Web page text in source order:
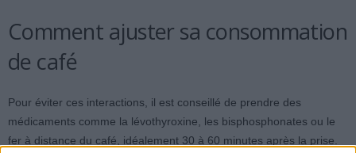
Comment ajuster sa consommation
de café
Pour éviter ces interactions, il est conseillé de prendre des
médicaments comme la lévothyroxine, les bisphosphonates ou le
fer à distance du café, idéalement 30 à 60 minutes après la prise.